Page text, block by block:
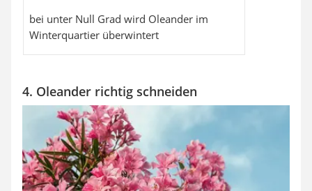
bei unter Null Grad wird Oleander im
Winterquartier überwintert
4. Oleander richtig schneiden